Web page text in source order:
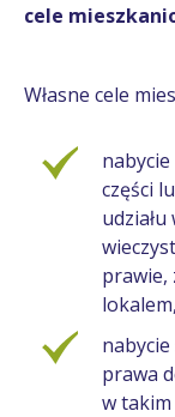
cele
Własne cele
części
prawie,
lokalem,
nabycie
prawa
w